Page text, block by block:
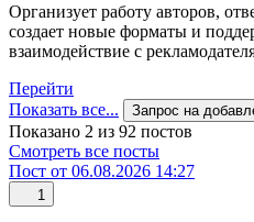
Организует работу авторов,
создает новые форматы и
взаимодействие с
Перейти
Показать все...
Запрос на
Показано 2 из 92 постов
Смотреть все посты
Пост от 06.08.2026 14:27
1